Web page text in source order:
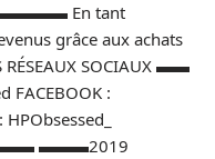
En tant
grâce aux achats
SOCIAUX ▬▬
FACEBOOK :
▬▬▬2019